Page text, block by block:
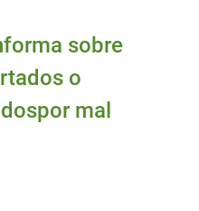
sobre
o
mal